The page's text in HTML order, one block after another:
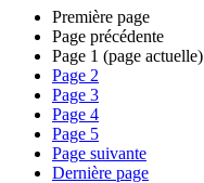
Première page
Page précédente
Page 1 (page actuelle)
Page 2
Page 3
Page 4
Page 5
Page suivante
Dernière page